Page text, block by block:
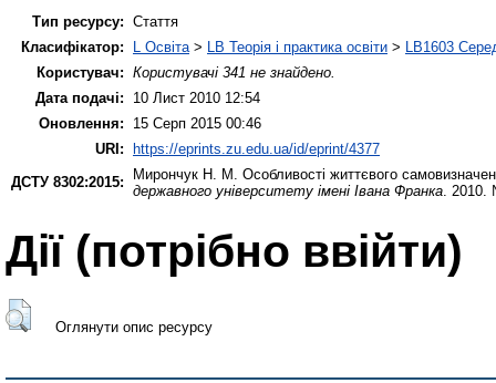
Тип ресурсу: Стаття
Класифікатор:
L Освіта > LB Теорія і практика освіти > LB1603
Користувач: Користувачі 341 не знайдено.
Дата подачі:
10 Лист 2010 12:54
Оновлення:
15 Серп 2015 00:46
URI: https://eprints.zu.edu.ua/id/eprint/4377
ДСТУ 8302:2015:
Мирончук Н. М. Особливості життєвого
державного університету імені Івана Франка .
Дії ​​(потрібно ввійти)
Оглянути опис ресурсу